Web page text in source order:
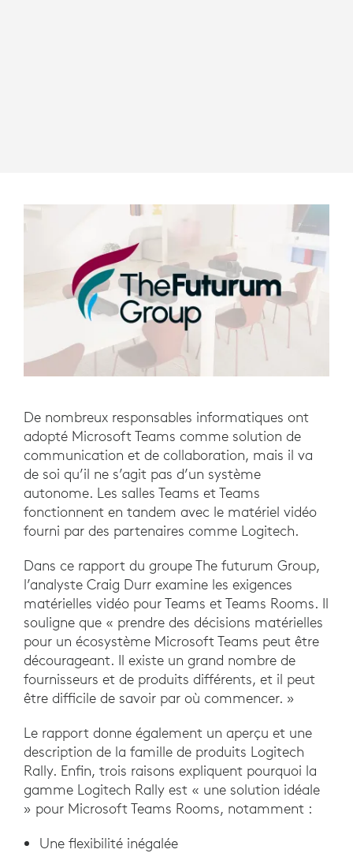
De nombreux responsables informatiques ont
adopté Microsoft Teams comme solution de
communication et de collaboration, mais il va
de soi qu’il ne s’agit pas d’un système
autonome. Les salles Teams et Teams
fonctionnent en tandem avec le matériel vidéo
fourni par des partenaires comme Logitech.
Dans ce rapport du groupe The futurum Group,
l’analyste Craig Durr examine les exigences
matérielles vidéo pour Teams et Teams Rooms. Il
souligne que « prendre des décisions matérielles
pour un écosystème Microsoft Teams peut être
décourageant. Il existe un grand nombre de
fournisseurs et de produits différents, et il peut
être difficile de savoir par où commencer. »
Le rapport donne également un aperçu et une
description de la famille de produits Logitech
Rally. Enfin, trois raisons expliquent pourquoi la
gamme Logitech Rally est « une solution idéale
» pour Microsoft Teams Rooms, notamment :
Une flexibilité inégalée